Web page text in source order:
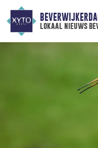
lokaal nieuws